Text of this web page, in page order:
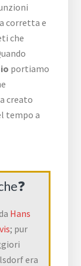
corretta e
che
portiamo
creato
tempo a
Hans
; pur
era